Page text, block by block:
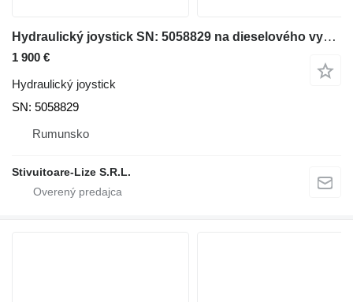
Hydraulický joystick SN: 5058829 na dieselového vysokozdvižného vozíka Jungheinrich
1 900 €
Hydraulický joystick
SN: 5058829
Rumunsko
Stivuitoare-Lize S.R.L.